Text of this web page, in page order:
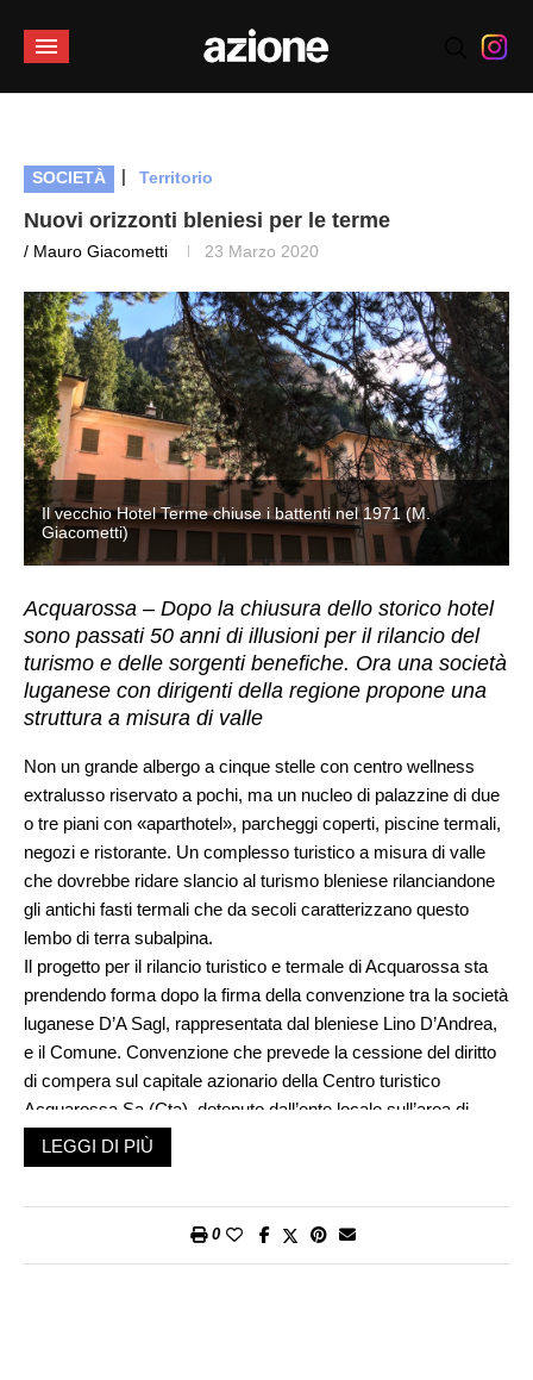
SOCIETÀ | Territorio
Nuovi orizzonti bleniesi per le terme
/ Mauro Giacometti 23 Marzo 2020
Il vecchio Hotel Terme chiuse i battenti nel 1971 (M.
Giacometti)
Acquarossa – Dopo la chiusura dello storico hotel
sono passati 50 anni di illusioni per il rilancio del
turismo e delle sorgenti benefiche. Ora una società
luganese con dirigenti della regione propone una
struttura a misura di valle
Non un grande albergo a cinque stelle con centro wellness
extralusso riservato a pochi, ma un nucleo di palazzine di due
o tre piani con «aparthotel», parcheggi coperti, piscine termali,
negozi e ristorante. Un complesso turistico a misura di valle
che dovrebbe ridare slancio al turismo bleniese rilanciandone
gli antichi fasti termali che da secoli caratterizzano questo
lembo di terra subalpina.
Il progetto per il rilancio turistico e termale di Acquarossa sta
prendendo forma dopo la firma della convenzione tra la società
luganese D’A Sagl, rappresentata dal bleniese Lino D’Andrea,
e il Comune. Convenzione che prevede la cessione del diritto
di compera sul capitale azionario della Centro turistico
Acquarossa Sa (Cta), detenuto dall’ente locale sull’area di
circa 80’000 mq in zona Comprovasco/Ganina dove dovrebbe
appunto sorgere il futuro complesso turistico-alberghiero. Nel
Projects SA, società con 300mila franchi di capitale azionario,
LEGGI DI PIÙ
0